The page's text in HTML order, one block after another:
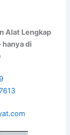
Alat Lengkap
hanya di